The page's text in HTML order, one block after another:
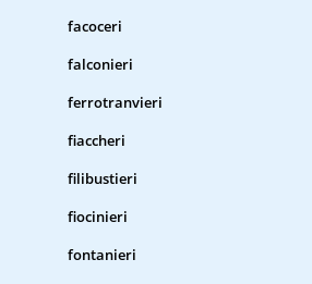
facoceri
falconieri
ferrotranvieri
fiaccheri
filibustieri
fiocinieri
fontanieri